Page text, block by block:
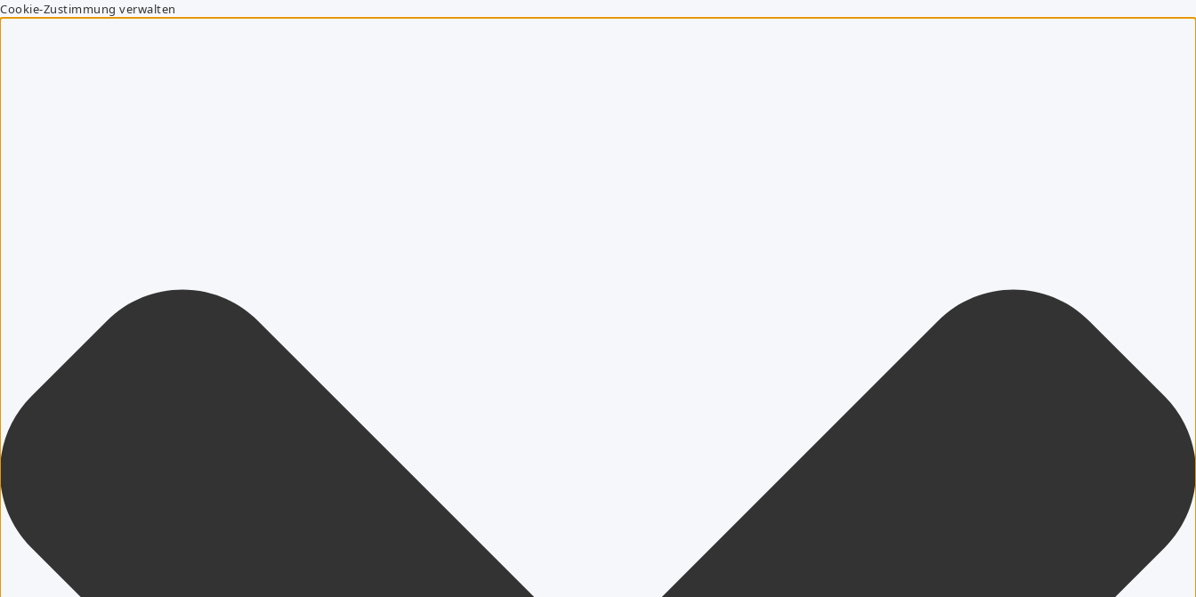
Cookie-Zustimmung verwalten